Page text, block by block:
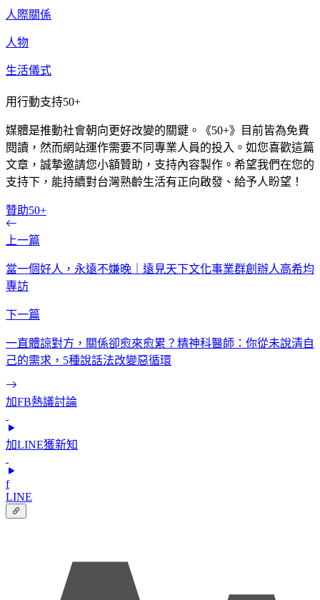
人際關係
人物
生活儀式
用行動支持50+
媒體是推動社會朝向更好改變的關鍵。《50+》目前皆為免費
閱讀，然而網站運作需要不同專業人員的投入。如您喜歡這篇
文章，誠摯邀請您小額贊助，支持內容製作。希望我們在您的
支持下，能持續對台灣熟齡生活有正向啟發、給予人盼望！
贊助50+
上一篇
當一個好人，永遠不嫌晚｜遠見天下文化事業群創辦人高希均
專訪
下一篇
一直體諒對方，關係卻愈來愈累？精神科醫師：你從未說清自
己的需求，5種說話法改變惡循環
加FB熱議討論
加LINE獲新知
f
LINE